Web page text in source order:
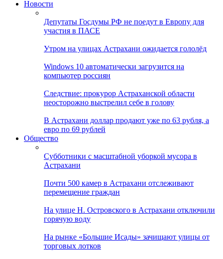
Новости
Депутаты Госдумы РФ не поедут в Европу для
участия в ПАСЕ
Утром на улицах Астрахани ожидается гололёд
Windows 10 автоматически загрузится на
компьютер россиян
Следствие: прокурор Астраханской области
неосторожно выстрелил себе в голову
В Астрахани доллар продают уже по 63 рубля, а
евро по 69 рублей
Общество
Субботники с масштабной уборкой мусора в
Астрахани
Почти 500 камер в Астрахани отслеживают
перемещение граждан
На улице Н. Островского в Астрахани отключили
горячую воду
На рынке «Большие Исады» зачищают улицы от
торговых лотков